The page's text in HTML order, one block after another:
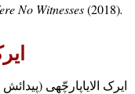
No Witnesses(2018).